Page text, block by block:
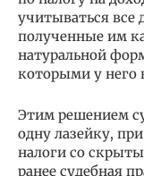
учитываться все
полученные им
натуральной
которыми у него
Этим решением
одну лазейку,
налоги со
ранее судебная